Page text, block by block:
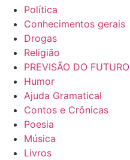
Política
Conhecimentos gerais
Drogas
Religião
PREVISÃO DO FUTURO
Humor
Ajuda Gramatical
Contos e Crônicas
Poesia
Música
Livros